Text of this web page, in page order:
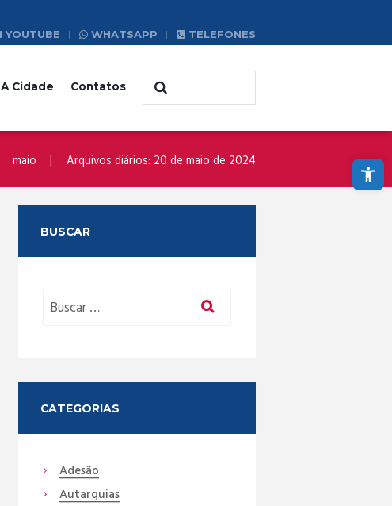
Abrir a barra de ferramentas
YOUTUBE WHATSAPP TELEFONES
A Cidade Contatos
maio Arquivos diários: 20 de maio de 2024
BUSCAR
CATEGORIAS
Adesão
Autarquias